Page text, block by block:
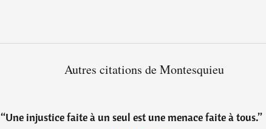
Autres citations de Montesquieu
“Une injustice faite à un seul est une menace faite à tous.”